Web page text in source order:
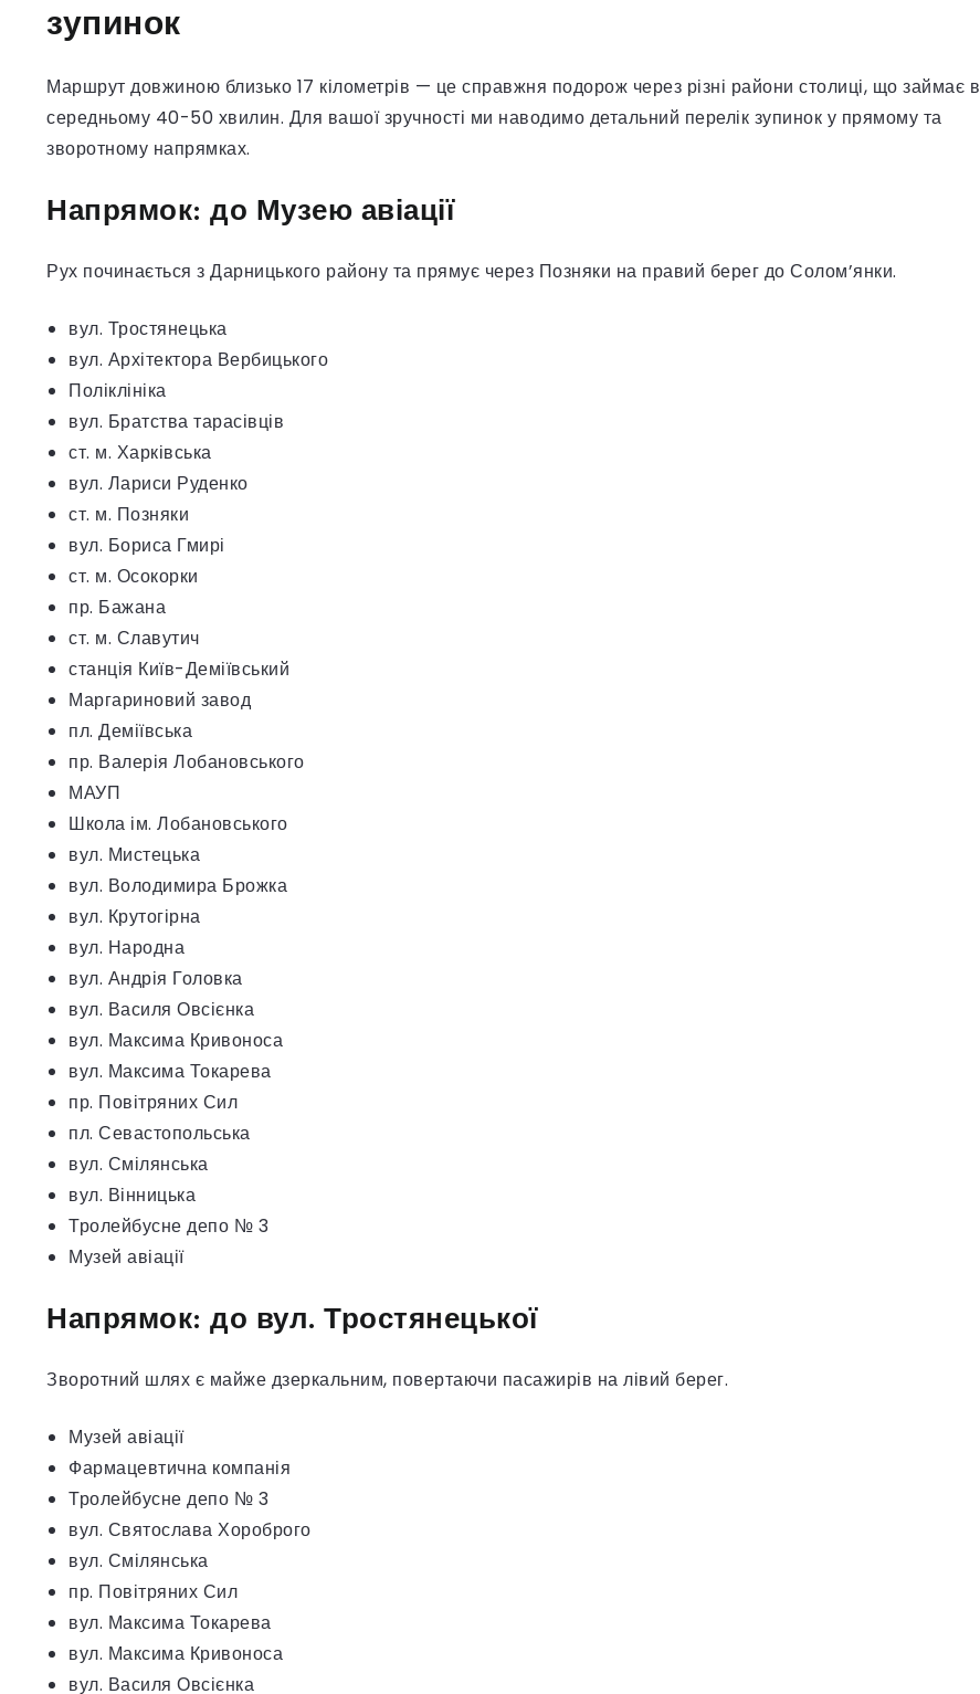
зупинок
Маршрут довжиною близько 17 кілометрів — це справжня подорож через різні райони столиці, що займає в
середньому 40-50 хвилин. Для вашої зручності ми наводимо детальний перелік зупинок у прямому та
зворотному напрямках.
Напрямок: до Музею авіації
Рух починається з Дарницького району та прямує через Позняки на правий берег до Солом’янки.
вул. Тростянецька
вул. Архітектора Вербицького
Поліклініка
вул. Братства тарасівців
ст. м. Харківська
вул. Лариси Руденко
ст. м. Позняки
вул. Бориса Гмирі
ст. м. Осокорки
пр. Бажана
ст. м. Славутич
станція Київ-Деміївський
Маргариновий завод
пл. Деміївська
пр. Валерія Лобановського
МАУП
Школа ім. Лобановського
вул. Мистецька
вул. Володимира Брожка
вул. Крутогірна
вул. Народна
вул. Андрія Головка
вул. Василя Овсієнка
вул. Максима Кривоноса
вул. Максима Токарева
пр. Повітряних Сил
пл. Севастопольська
вул. Смілянська
вул. Вінницька
Тролейбусне депо № 3
Музей авіації
Напрямок: до вул. Тростянецької
Зворотний шлях є майже дзеркальним, повертаючи пасажирів на лівий берег.
Музей авіації
Фармацевтична компанія
Тролейбусне депо № 3
вул. Святослава Хороброго
вул. Смілянська
пр. Повітряних Сил
вул. Максима Токарева
вул. Максима Кривоноса
вул. Василя Овсієнка